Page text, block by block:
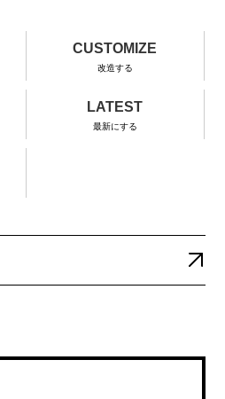
CUSTOMIZE
改造する
LATEST
最新にする